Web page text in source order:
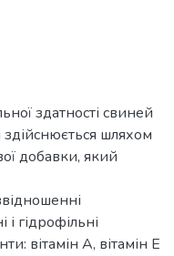
здатності свиней
здійснюється шляхом
добавки, який
гідрофільні
вітамін А, вітамін Е